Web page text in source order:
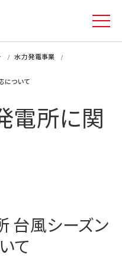
水力発電事業
について
電所に関
台風シーズン
て